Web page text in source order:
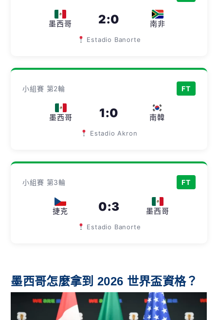
墨西哥 2:0 南非
Estadio Banorte
小組賽 第2輪 FT
墨西哥 1:0 南韓
Estadio Akron
小組賽 第3輪 FT
捷克 0:3 墨西哥
Estadio Banorte
墨西哥怎麼拿到 2026 世界盃資格？